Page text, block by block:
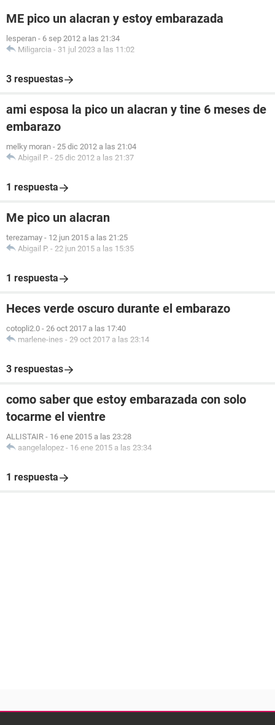
ME pico un alacran y estoy embarazada
lesperan - 6 sep 2012 a las 21:34
Miligarcia - 31 jul 2023 a las 11:02
3 respuestas
ami esposa la pico un alacran y tine 6 meses de
embarazo
melky moran - 25 dic 2012 a las 21:04
Abigail P. - 25 dic 2012 a las 21:37
1 respuesta
Me pico un alacran
terezamay - 12 jun 2015 a las 21:25
Abigail P. - 22 jun 2015 a las 15:35
1 respuesta
Heces verde oscuro durante el embarazo
cotopli2.0 - 26 oct 2017 a las 17:40
marlene-ines - 29 oct 2017 a las 23:14
3 respuestas
como saber que estoy embarazada con solo
tocarme el vientre
ALLISTAIR - 16 ene 2015 a las 23:28
aangelalopez - 16 ene 2015 a las 23:34
1 respuesta